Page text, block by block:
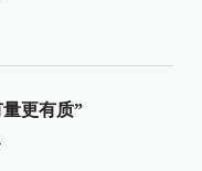
更有质”